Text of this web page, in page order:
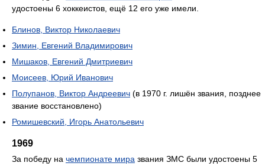
удостоены 6 хоккеистов, ещё 12 его уже имели.
Блинов, Виктор Николаевич
Зимин, Евгений Владимирович
Мишаков, Евгений Дмитриевич
Моисеев, Юрий Иванович
Полупанов, Виктор Андреевич (в 1970 г. лишён звания, позднее
звание восстановлено)
Ромишевский, Игорь Анатольевич
1969
За победу на чемпионате мира звания ЗМС были удостоены 5